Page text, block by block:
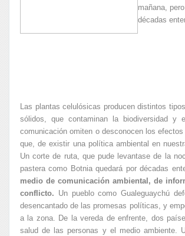
mañana,
décadas
Las plantas celulósicas producen distintos
sólidos, que contaminan la biodiversidad
comunicación omiten o desconocen los
que, de existir una política ambiental en
Un corte de ruta, que pude levantase de la
pastera como Botnia quedará por décadas
medio de comunicación ambiental, de
conflicto. Un pueblo como Gualeguaychú
desencantado de las promesas políticas, y
a la zona. De la vereda de enfrente, dos
salud de las personas y el medio ambiente.